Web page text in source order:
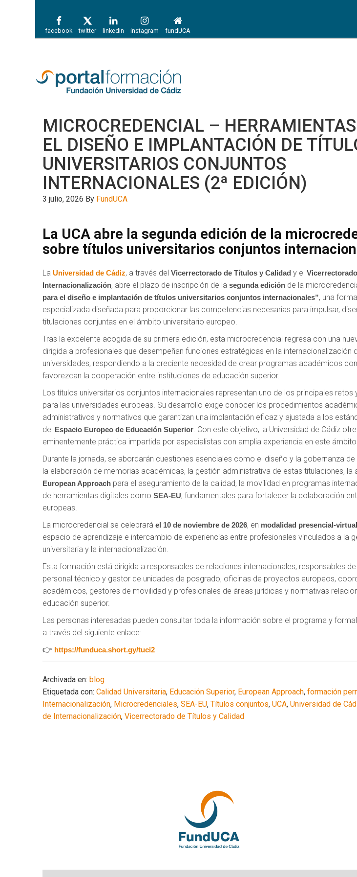
facebook twitter linkedin instagram fundUCA
MICROCREDENCIAL –
EL DISEÑO E IMPLANTACIÓN DE
UNIVERSITARIOS CONJUNTOS
INTERNACIONALES (2ª EDICIÓN)
3 julio, 2026 By FundUCA
La UCA abre la segunda edición de la
sobre títulos universitarios conjuntos
La Universidad de Cádiz, a través del Vicerrectorado de Títulos y Calidad y el
Internacionalización, abre el plazo de inscripción de la segunda edición de la
para el diseño e implantación de títulos universitarios conjuntos internacionales”, una
especializada diseñada para proporcionar las competencias necesarias para impulsar,
titulaciones conjuntas en el ámbito universitario europeo.
Tras la excelente acogida de su primera edición, esta microcredencial regresa con una
dirigida a profesionales que desempeñan funciones estratégicas en la internacionalización
universidades, respondiendo a la creciente necesidad de crear programas académicos
favorezcan la cooperación entre instituciones de educación superior.
Los títulos universitarios conjuntos internacionales representan uno de los principales retos
para las universidades europeas. Su desarrollo exige conocer los procedimientos
administrativos y normativos que garantizan una implantación eficaz y ajustada a los
del Espacio Europeo de Educación Superior . Con este objetivo, la Universidad de Cádiz
eminentemente práctica impartida por especialistas con amplia experiencia en este ámbito.
Durante la jornada, se abordarán cuestiones esenciales como el diseño y la gobernanza
la elaboración de memorias académicas, la gestión administrativa de estas titulaciones, la
European Approach para el aseguramiento de la calidad, la movilidad en programas
de herramientas digitales como SEA-EU, fundamentales para fortalecer la colaboración
europeas.
La microcredencial se celebrará el 10 de noviembre de 2026, en modalidad presencial-virtual
espacio de aprendizaje e intercambio de experiencias entre profesionales vinculados a la
universitaria y la internacionalización.
Esta formación está dirigida a responsables de relaciones internacionales, responsables
personal técnico y gestor de unidades de posgrado, oficinas de proyectos europeos,
académicos, gestores de movilidad y profesionales de áreas jurídicas y normativas
educación superior.
Las personas interesadas pueden consultar toda la información sobre el programa y
a través del siguiente enlace:
👉 https://funduca.short.gy/tuci2
Archivada en: blog
Etiquetada con: Calidad Universitaria, Educación Superior, European Approach, formación
Internacionalización, Microcredenciales, SEA-EU, Títulos conjuntos, UCA, Universidad de
de Internacionalización, Vicerrectorado de Títulos y Calidad